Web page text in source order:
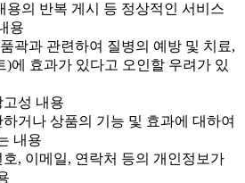
용의 반복 게시 등 정상적인 서비스
용
곽과 관련하여 질병의 예방 및 치료,
)에 효과가 있다고 오인할 우려가 있
성 내용
거나 상품의 기능 및 효과에 대하여
내용
, 이메일, 연락처 등의 개인정보가